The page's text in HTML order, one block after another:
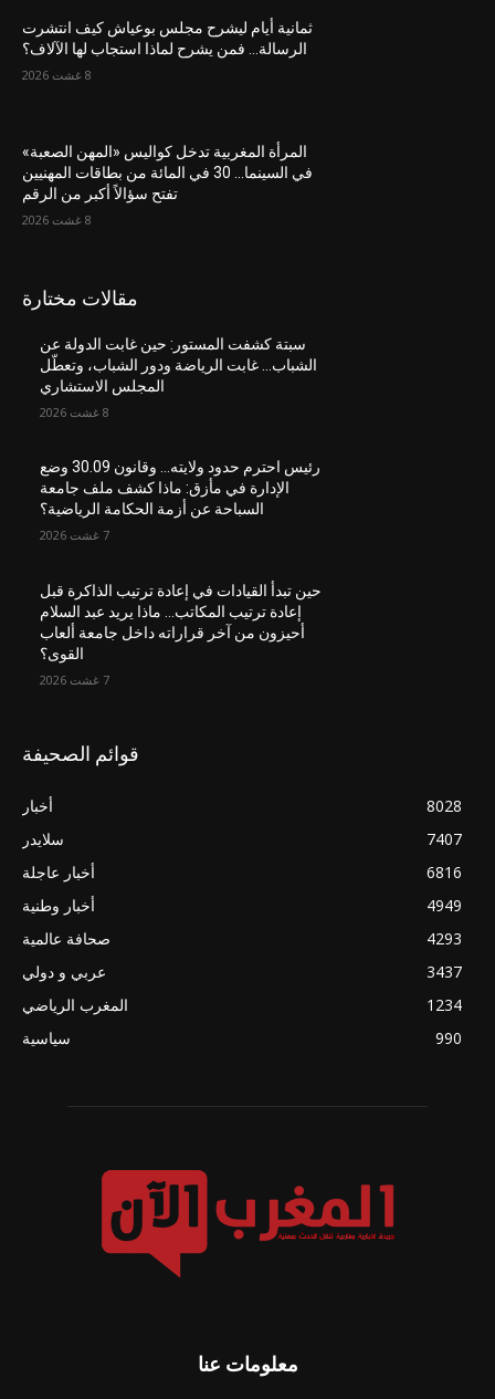
ثمانية أيام ليشرح مجلس بوعياش كيف انتشرت
الرسالة… فمن يشرح لماذا استجاب لها الآلاف؟
8 غشت 2026
المرأة المغربية تدخل كواليس «المهن الصعبة»
في السينما… 30 في المائة من بطاقات المهنيين
تفتح سؤالاً أكبر من الرقم
8 غشت 2026
مقالات مختارة
سبتة كشفت المستور: حين غابت الدولة عن
الشباب… غابت الرياضة ودور الشباب، وتعطّل
المجلس الاستشاري
8 غشت 2026
رئيس احترم حدود ولايته… وقانون 30.09 وضع
الإدارة في مأزق: ماذا كشف ملف جامعة
السباحة عن أزمة الحكامة الرياضية؟
7 غشت 2026
حين تبدأ القيادات في إعادة ترتيب الذاكرة قبل
إعادة ترتيب المكاتب… ماذا يريد عبد السلام
أحيزون من آخر قراراته داخل جامعة ألعاب
القوى؟
7 غشت 2026
قوائم الصحيفة
أخبار
8028
سلايدر
7407
أخبار عاجلة
6816
أخبار وطنية
4949
صحافة عالمية
4293
عربي و دولي
3437
المغرب الرياضي
1234
سياسية
990
معلومات عنا